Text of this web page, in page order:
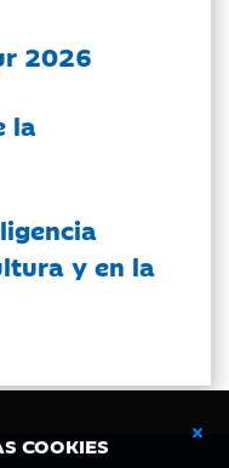
COOKIES
2026
la
y en la